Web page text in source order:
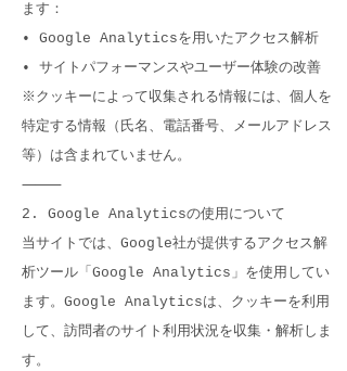
ます：
• Google Analyticsを用いたアクセス解析
• サイトパフォーマンスやユーザー体験の改善
※クッキーによって収集される情報には、個人を
特定する情報（氏名、電話番号、メールアドレス
等）は含まれていません。
⸻
2. Google Analyticsの使用について
当サイトでは、Google社が提供するアクセス解
析ツール「Google Analytics」を使用してい
ます。Google Analyticsは、クッキーを利用
して、訪問者のサイト利用状況を収集・解析しま
す。